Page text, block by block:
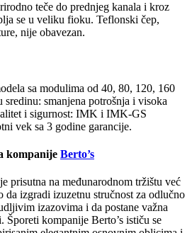
teče do prednjeg kanala i kroz
se u veliku fioku. Teflonski čep,
nije obavezan.
sa modulima od 40, 80, 120, 160
smanjena potrošnja i visoka
i sigurnost: IMK i IMK-GS
vek sa 3 godine garancije.
kompanije Berto’s
prisutna na međunarodnom tržištu već
izgradi izuzetnu stručnost za odlučno
izazovima i da postane važna
Šporeti kompanije Berto’s ističu se